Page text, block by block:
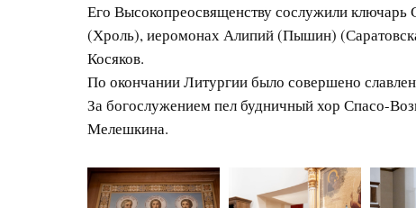
Его Высокопреосвященству сослужили
(Хроль), иеромонах Алипий (Пышин)
Косяков.
По окончании Литургии было совершено
За богослужением пел будничный хор Спасо-
Мелешкина.